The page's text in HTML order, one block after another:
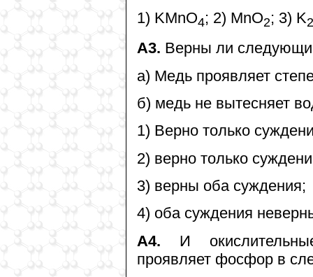
1) KMnO4; 2) MnO2; 3) K2
А3. Верны ли
а) Медь проявляет
б) медь не вытесняет
1) Верно только
2) верно только
3) верны оба суждения;
4) оба суждения
А4. И
проявляет фосфор в